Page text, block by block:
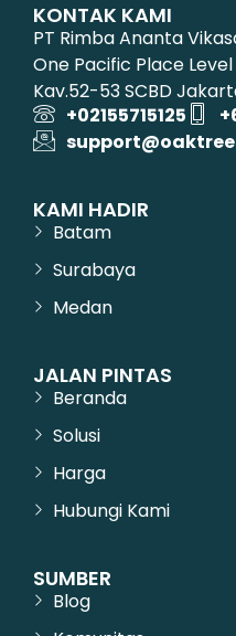
KONTAK KAMI
PT Rimba Ananta
One Pacific Place Level
Kav.52-53 SCBD
+02155715125
KAMI HADIR
Batam
Surabaya
Medan
JALAN PINTAS
Beranda
Solusi
Harga
Hubungi Kami
SUMBER
Blog